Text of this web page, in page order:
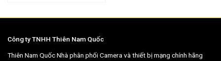
Công ty TNHH Thiên Nam Quốc
Thiên Nam Quốc Nhà phân phối Camera và thiết bị mạng chính hãng